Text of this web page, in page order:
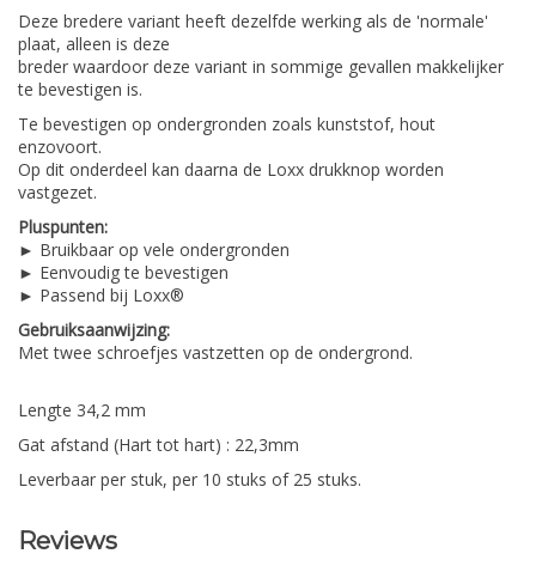
Deze bredere variant heeft dezelfde werking als de 'normale'
plaat, alleen is deze
breder waardoor deze variant in sommige gevallen makkelijker
te bevestigen is.
Te bevestigen op ondergronden zoals kunststof, hout
enzovoort.
Op dit onderdeel kan daarna de Loxx drukknop worden
vastgezet.
Pluspunten:
► Bruikbaar op vele ondergronden
► Eenvoudig te bevestigen
► Passend bij Loxx®
Gebruiksaanwijzing:
Met twee schroefjes vastzetten op de ondergrond.
Lengte 34,2 mm
Gat afstand (Hart tot hart) : 22,3mm
Leverbaar per stuk, per 10 stuks of 25 stuks.
Reviews